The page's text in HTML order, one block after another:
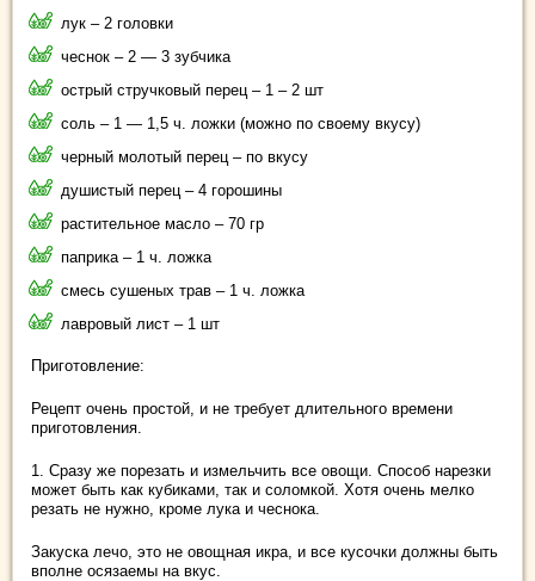
лук – 2 головки
чеснок – 2 — 3 зубчика
острый стручковый перец – 1 – 2 шт
соль – 1 — 1,5 ч. ложки (можно по своему вкусу)
черный молотый перец – по вкусу
душистый перец – 4 горошины
растительное масло – 70 гр
паприка – 1 ч. ложка
смесь сушеных трав – 1 ч. ложка
лавровый лист – 1 шт
Приготовление:
Рецепт очень простой, и не требует длительного времени
приготовления.
1. Сразу же порезать и измельчить все овощи. Способ нарезки
может быть как кубиками, так и соломкой. Хотя очень мелко
резать не нужно, кроме лука и чеснока.
Закуска лечо, это не овощная икра, и все кусочки должны быть
вполне осязаемы на вкус.